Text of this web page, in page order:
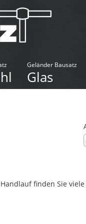
Geländer Bausatz
Glas
finden Sie viele